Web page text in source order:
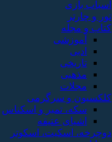
اسباب‌ بازی
تور و چارتر
کتاب و مجله
آموزشی
ادبی
تاریخی
مذهبی
مجلات
کلکسیون و سرگرمی
سکه، تمبر و اسکناس
اشیای عتیقه
دوچرخه، اسکیت، اسکوتر